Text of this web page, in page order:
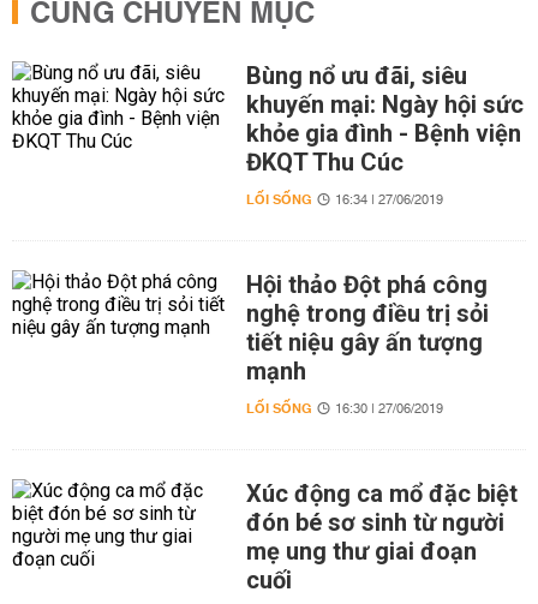
CÙNG CHUYÊN MỤC
Bùng nổ ưu đãi, siêu
khuyến mại: Ngày hội sức
khỏe gia đình - Bệnh viện
ĐKQT Thu Cúc
LỐI SỐNG 16:34 | 27/06/2019
Hội thảo Đột phá công
nghệ trong điều trị sỏi
tiết niệu gây ấn tượng
mạnh
LỐI SỐNG 16:30 | 27/06/2019
Xúc động ca mổ đặc biệt
đón bé sơ sinh từ người
mẹ ung thư giai đoạn
cuối